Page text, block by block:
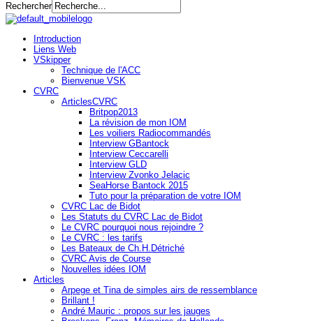
Rechercher
Introduction
Liens Web
VSkipper
Technique de l'ACC
Bienvenue VSK
CVRC
ArticlesCVRC
Britpop2013
La révision de mon IOM
Les voiliers Radiocommandés
Interview GBantock
Interview Ceccarelli
Interview GLD
Interview Zvonko Jelacic
SeaHorse Bantock 2015
Tuto pour la préparation de votre IOM
CVRC Lac de Bidot
Les Statuts du CVRC Lac de Bidot
Le CVRC pourquoi nous rejoindre ?
Le CVRC : les tarifs
Les Bateaux de Ch.H.Détriché
CVRC Avis de Course
Nouvelles idées IOM
Articles
Arpege et Tina de simples airs de ressemblance
Brillant !
André Mauric : propos sur les jauges